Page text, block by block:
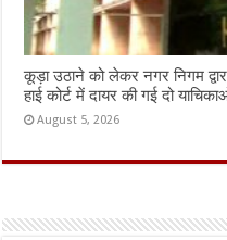
कूड़ा उठाने को लेकर नगर निगम
हाई कोर्ट में दायर की गई दो
August 5, 2026